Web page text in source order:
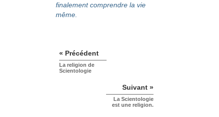
finalement comprendre la vie
même.
« Précédent
La religion de
Scientologie
Suivant »
La Scientologie
est une religion.